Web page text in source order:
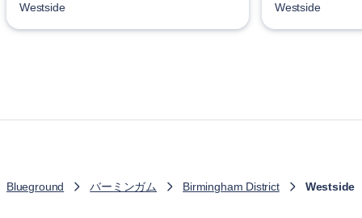
Westside
Westside
Blueground バーミンガム Birmingham District Westside